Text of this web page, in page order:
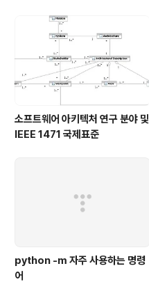
소프트웨어 아키텍처 연구 분야 및
IEEE 1471 국제표준
python -m 자주 사용하는 명령
어